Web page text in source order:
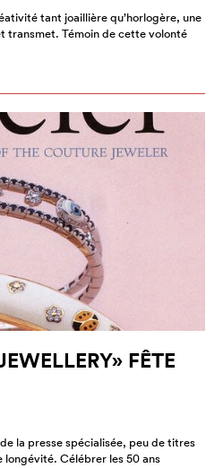
tant joaillière qu’horlogère, une
transmet. Témoin de cette volonté
FÊTE
la presse spécialisée, peu de titres
longévité. Célébrer les 50 ans